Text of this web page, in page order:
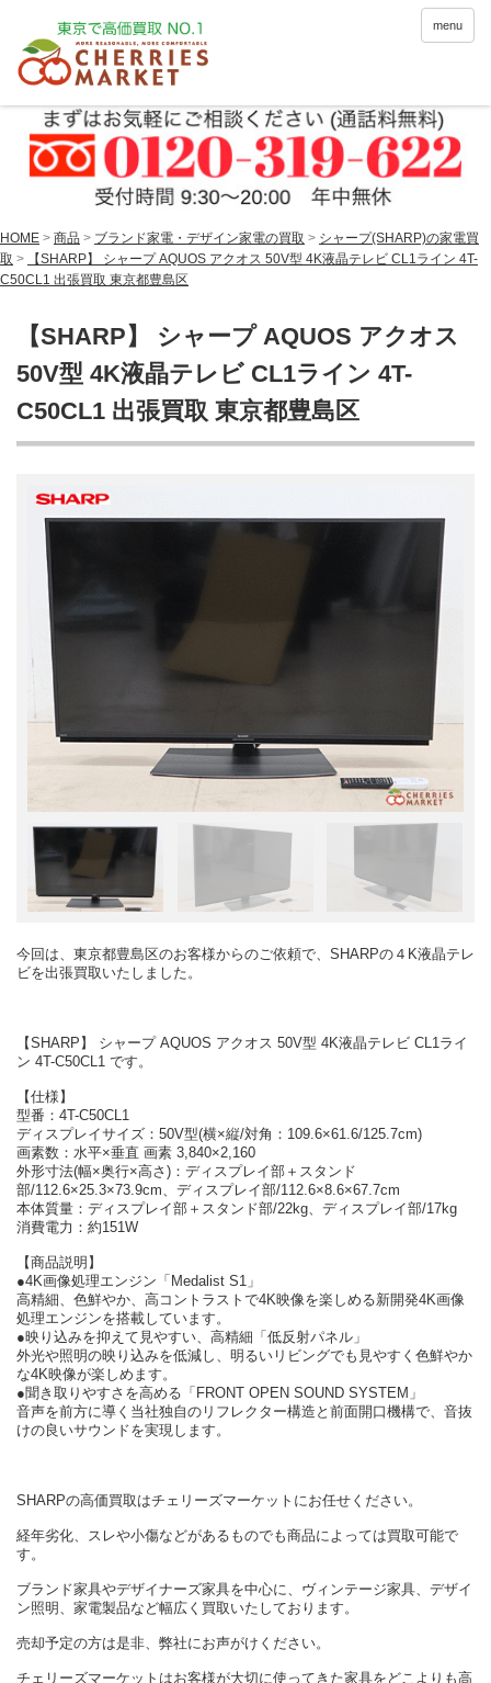
menu
HOME > 商品 > ブランド家電・デザイン家電の買取 > シャープ(SHARP)の家電買
取 >
【SHARP】 シャープ AQUOS アクオス 50V型 4K液晶テレビ CL1ライン 4T-
C50CL1 出張買取 東京都豊島区
【SHARP】 シャープ AQUOS アクオス
50V型 4K液晶テレビ CL1ライン 4T-
C50CL1 出張買取 東京都豊島区
今回は、東京都豊島区のお客様からのご依頼で、SHARPの４K液晶テレ
ビを出張買取いたしました。
【SHARP】 シャープ AQUOS アクオス 50V型 4K液晶テレビ CL1ライ
ン 4T-C50CL1 です。
【仕様】
型番：4T-C50CL1
ディスプレイサイズ：50V型(横×縦/対角：109.6×61.6/125.7cm)
画素数：水平×垂直 画素 3,840×2,160
外形寸法(幅×奥行×高さ)：ディスプレイ部＋スタンド
部/112.6×25.3×73.9cm、ディスプレイ部/112.6×8.6×67.7cm
本体質量：ディスプレイ部＋スタンド部/22kg、ディスプレイ部/17kg
消費電力：約151W
【商品説明】
●4K画像処理エンジン「Medalist S1」
高精細、色鮮やか、高コントラストで4K映像を楽しめる新開発4K画像
処理エンジンを搭載しています。
●映り込みを抑えて見やすい、高精細「低反射パネル」
外光や照明の映り込みを低減し、明るいリビングでも見やすく色鮮やか
な4K映像が楽しめます。
●聞き取りやすさを高める「FRONT OPEN SOUND SYSTEM」
音声を前方に導く当社独自のリフレクター構造と前面開口機構で、音抜
けの良いサウンドを実現します。
SHARPの高価買取はチェリーズマーケットにお任せください。
経年劣化、スレや小傷などがあるものでも商品によっては買取可能で
す。
ブランド家具やデザイナーズ家具を中心に、ヴィンテージ家具、デザイ
ン照明、家電製品など幅広く買取いたしております。
売却予定の方は是非、弊社にお声がけください。
チェリーズマーケットはお客様が大切に使ってきた家具をどこよりも高